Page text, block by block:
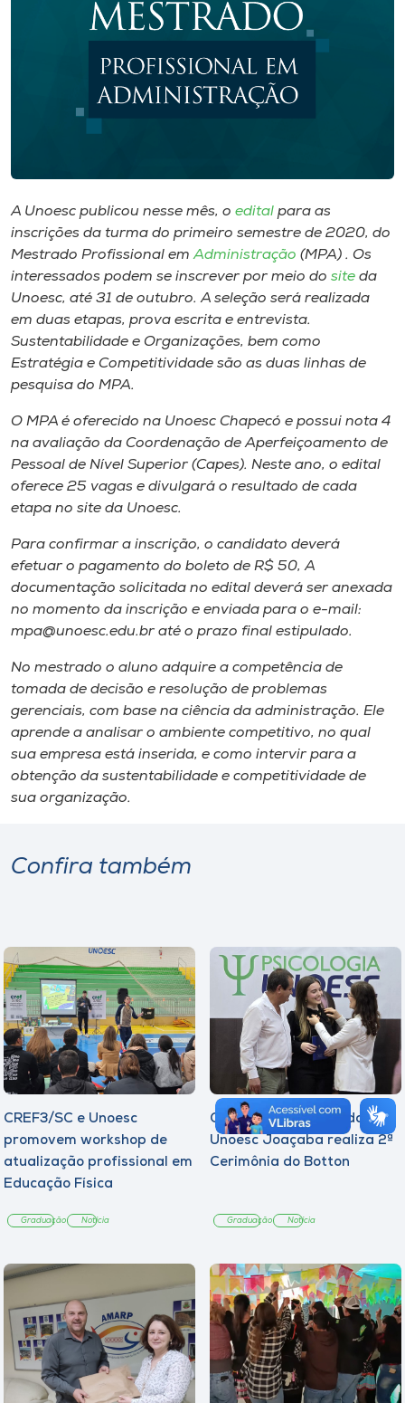
Unoesc
Store
Selecione
A Unoesc publicou nesse mês, o edital para as
inscrições da turma do primeiro semestre de 2020, do
Mestrado Profissional emAdministração (MPA) . Os
interessados podem se inscrever por meio do site da
Unoesc, até 31 de outubro. A seleção será realizada
em duas etapas, prova escrita e entrevista.
Sustentabilidade e Organizações, bem como
Estratégia e Competitividade são as duas linhas de
pesquisa do MPA.
O MPA é oferecido na Unoesc Chapecó e possui nota 4
na avaliação da Coordenação de Aperfeiçoamento de
Pessoal de Nível Superior (Capes). Neste ano, o edital
oferece 25 vagas e divulgará o resultado de cada
etapa no site da Unoesc.
Para confirmar a inscrição, o candidato deverá
efetuar o pagamento do boleto de R$ 50, A
documentação solicitada no edital deverá ser anexada
no momento da inscrição e enviada para o e-mail:
mpa@unoesc.edu.br até o prazo final estipulado.
No mestrado o aluno adquire a competência de
tomada de decisão e resolução de problemas
gerenciais, com base na ciência da administração. Ele
aprende a analisar o ambiente competitivo, no qual
sua empresa está inserida, e como intervir para a
obtenção da sustentabilidade e competitividade de
sua organização.
Confira também
CREF3/SC e Unoesc
promovem workshop de
atualização profissional em
Educação Física
Graduação Notícia
Curso de Psicologia da
Unoesc Joaçaba realiza 2ª
Cerimônia do Botton
Graduação Notícia